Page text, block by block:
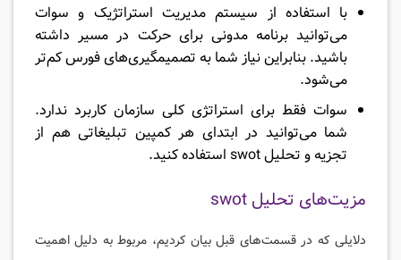
با استفاده از سیستم مدیریت استراتژیک و سوات
می‌توانید برنامه مدونی برای حرکت در مسیر داشته
باشید. بنابراین نیاز شما به تصمیمگیری‌های فورس کم‌تر
می‌شود.
سوات فقط برای استراتژی کلی سازمان کاربرد ندارد.
شما می‌توانید در ابتدای هر کمپین تبلیغاتی هم از
تجزیه و تحلیل swot استفاده کنید.
مزیت‌های تحلیل swot
دلایلی که در قسمت‌های قبل بیان کردیم، مربوط به دلیل اهمیت